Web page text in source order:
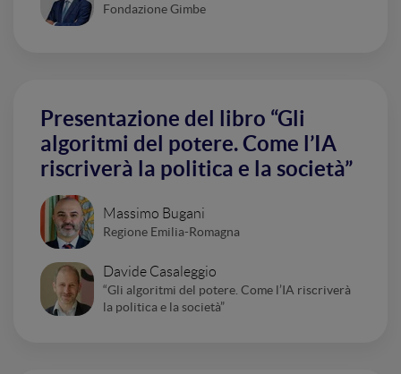
Fondazione Gimbe
Presentazione del libro “Gli
algoritmi del potere. Come l’IA
riscriverà la politica e la società”
Massimo Bugani
Regione Emilia-Romagna
Davide Casaleggio
“Gli algoritmi del potere. Come l’IA riscriverà
la politica e la società”